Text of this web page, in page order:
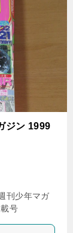
ジン 1999
刊少年マガ
号